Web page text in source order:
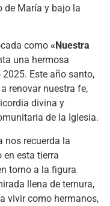
de María y bajo la
como «Nuestra
una hermosa
Este año santo,
renovar nuestra fe,
divina y
de la Iglesia.
nos recuerda la
esta tierra
torno a la figura
llena de ternura,
vivir como hermanos,